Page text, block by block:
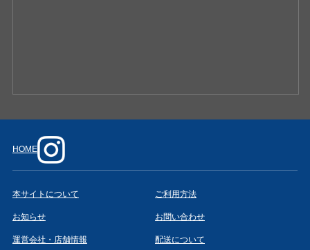
HOME
本サイトについて ご利用方法
お知らせ お問い合わせ
運営会社・店舗情報 配送について